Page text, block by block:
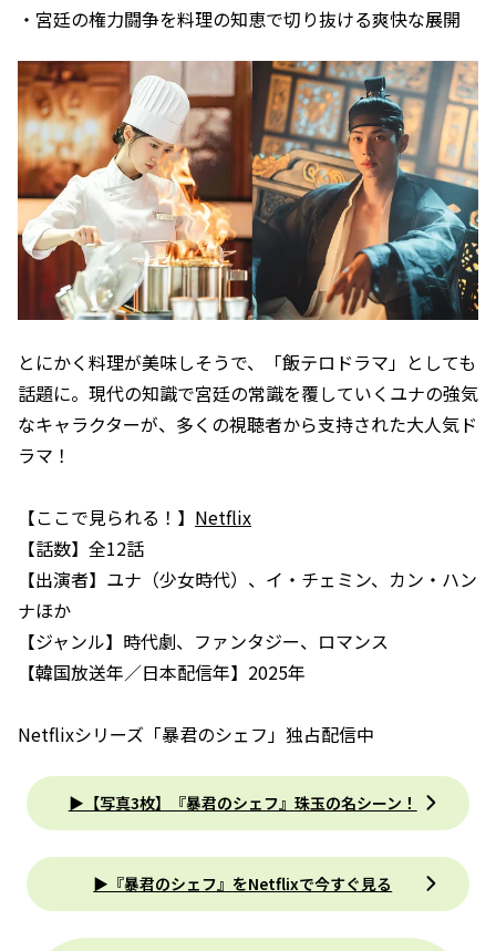
・宮廷の権力闘争を料理の知恵で切り抜ける爽快な展開
とにかく料理が美味しそうで、「飯テロドラマ」としても
話題に。現代の知識で宮廷の常識を覆していくユナの強気
なキャラクターが、多くの視聴者から支持された大人気ド
ラマ！
【ここで見られる！】 Netflix
【話数】全12話
【出演者】ユナ（少女時代）、イ・チェミン、カン・ハン
ナほか
【ジャンル】時代劇、ファンタジー、ロマンス
【韓国放送年／日本配信年】2025年
Netflixシリーズ「暴君のシェフ」独占配信中
▶【写真3枚】『暴君のシェフ』珠玉の名シーン！
▶︎『暴君のシェフ』をNetflixで今すぐ見る